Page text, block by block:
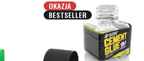
OKAZJA
BESTSELLER